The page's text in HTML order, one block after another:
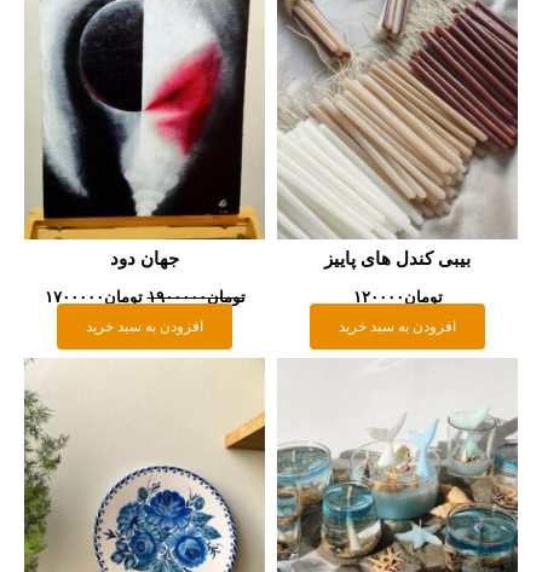
بیبی کندل های پاییز
۱۲۰۰۰۰
افزودن به سبد خرید
جهان دود
۱۹۰۰۰۰۰ تومان ۱۷۰۰۰۰۰
افزودن به سبد خرید